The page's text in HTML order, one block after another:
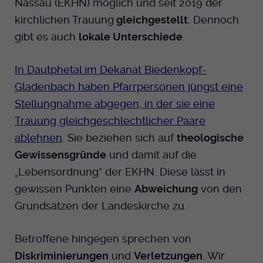
Nassau (EKHN) möglich und seit 2019 der
kirchlichen Trauung gleichgestellt. Dennoch
gibt es auch lokale Unterschiede.
In Dautphetal im Dekanat Biedenkopf-
Gladenbach haben Pfarrpersonen jüngst eine
Stellungnahme abgegen, in der sie eine
Trauung gleichgeschlechtlicher Paare
ablehnen. Sie beziehen sich auftheologische
Gewissensgründe und damit auf die
„Lebensordnung“ der EKHN. Diese lässt in
gewissen Punkten eine Abweichung von den
Grundsätzen der Landeskirche zu.
Betroffene hingegen sprechen von
Diskriminierungen und Verletzungen. Wir
Dieser Cookie wird genutzt um
festzustellen ob ein Benutzer im TYPO3
Backend eingelogged ist und die Seite
Name fe_typo_user
Anbieter
Laufzeit Ende der Sitzung
Zweck
Dieser Cookie wird genutzt um
festzustellen ob ein Benutzer im TYPO3
Frontend eingelogged ist und die Seite
bearbeiten darf.
Name PHPSESSID
Name _pk_id.424
Laufzeit 13 Monate
Zweck Einzigartige Besucher ID.
Name _pk_ses.424
Anbieter Medienhaus der EKHN GmbH
Informationen über den Besuch.
Cookie-Informationen anzeigen
Reichweiten Analyse
Anbieter Facebook Ireland Limited
Zweck Anzeigen / Ads
Cookie-Informationen anzeigen
Youtube
Facebook
Instagram
Twitter